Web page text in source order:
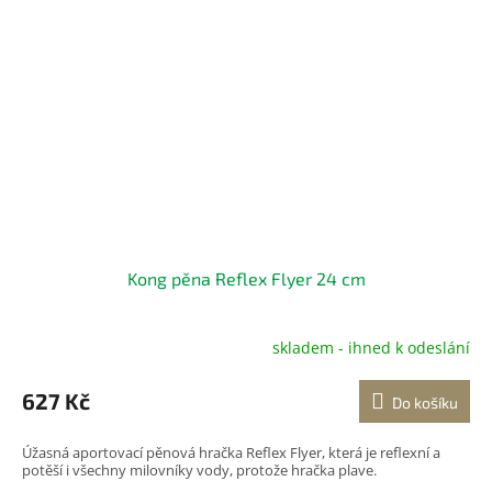
Kong pěna Reflex Flyer 24 cm
skladem - ihned k odeslání
627 Kč Do košíku
Úžasná aportovací pěnová hračka Reflex Flyer, která je reflexní a
potěší i všechny milovníky vody, protože hračka plave.